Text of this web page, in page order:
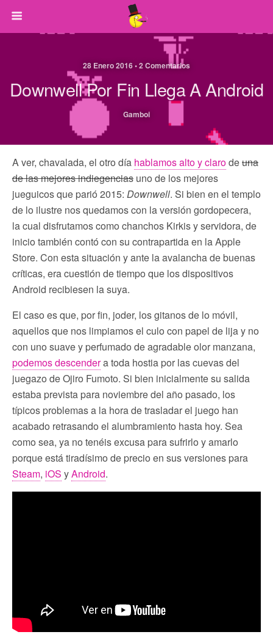
28 Enero 2016 • 2 Comentarios
Downwell Por Fin Llega A Android
Gamboi
A ver, chavalada, el otro día hablamos alto y clarodeuna
de las mejores indiegencias uno de los mejores
jueguicos que parió 2015: Downwell. Si bien en el templo
de lo ilustre nos quedamos con la versión gordopecera,
la cual disfrutamos como chanchos Kirkis y servidora, de
inicio también contó con su contrapartida en la Apple
Store. Con esta situación y ante la avalancha de buenas
críticas, era cuestión de tiempo que los dispositivos
Android recibiesen la suya.
El caso es que, por fin, joder, los gitanos de lo móvil,
aquellos que nos limpiamos el culo con papel de lija y no
con uno suave y perfumado de agradable olor manzana,
podemos descendera toda hostia por las cuevas del
juegazo de Ojiro Fumoto. Si bien inicialmente su salida
estaba prevista para noviembre del año pasado, los
típicos problemas a la hora de trasladar el juego han
acabado retrasando el alumbramiento hasta hoy. Sea
como sea, ya no tenéis excusa para sufrirlo y amarlo
porque está tiradísimo de precio en sus versiones para
Steam, iOS yAndroid.